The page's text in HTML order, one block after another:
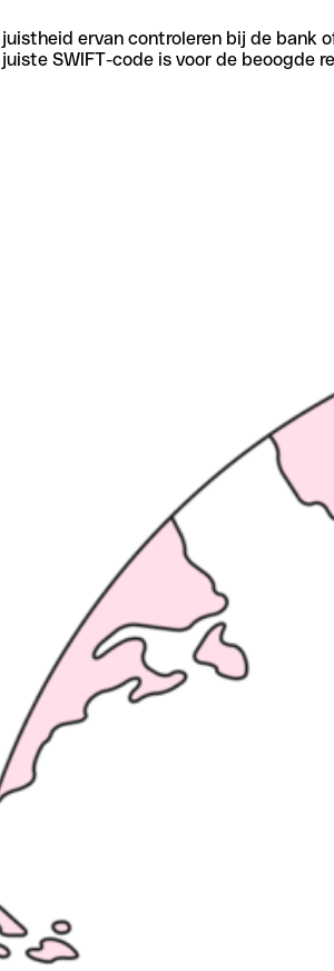
ervan controleren bij de
SWIFT-code is voor de beoogde